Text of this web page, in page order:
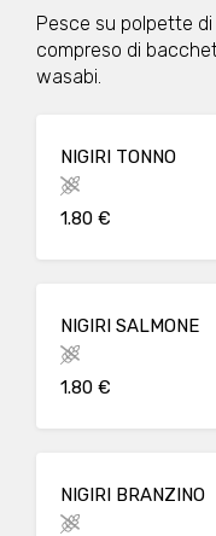
Pesce su polpette
compreso di
wasabi.
NIGIRI TONNO
1.80 €
NIGIRI SALMONE
1.80 €
NIGIRI BRANZINO